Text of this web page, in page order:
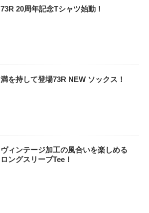
73R 20周年記念Tシャツ始動！
満を持して登場73R NEW ソックス！
ヴィンテージ加工の風合いを楽しめる
ロングスリーブTee！